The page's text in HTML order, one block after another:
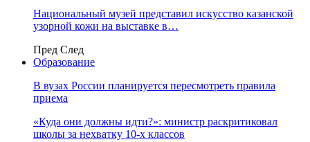
Национальный музей представил искусство казанской
узорной кожи на выставке в…
Пред След
Образование
В вузах России планируется пересмотреть правила
приема
«Куда они должны идти?»: министр раскритиковал
школы за нехватку 10-х классов